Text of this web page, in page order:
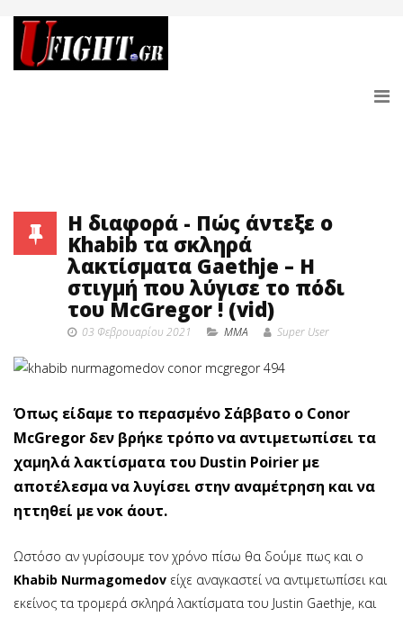
Η διαφορά - Πώς άντεξε ο
Khabib τα σκληρά
λακτίσματα Gaethje – Η
στιγμή που λύγισε το πόδι
του McGregor ! (vid)
03 Φεβρουαρίου 2021 MMA Super User
Όπως είδαμε το περασμένο Σάββατο ο Conor
McGregor δεν βρήκε τρόπο να αντιμετωπίσει τα
χαμηλά λακτίσματα του Dustin Poirier με
αποτέλεσμα να λυγίσει στην αναμέτρηση και να
ηττηθεί με νοκ άουτ.
Ωστόσο αν γυρίσουμε τον χρόνο πίσω θα δούμε πως και ο
Khabib Nurmagomedov είχε αναγκαστεί να αντιμετωπίσει και
εκείνος τα τρομερά σκληρά λακτίσματα του Justin Gaethje, και